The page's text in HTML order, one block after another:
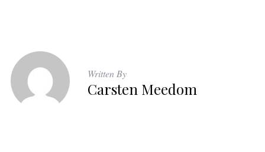
Written By
Carsten Meedom